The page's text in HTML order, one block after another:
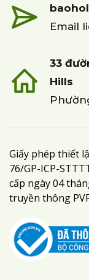
Email
33
Hills
Giấy phép thiết
76/GP-ICP-
cấp ngày 04
truyền thông